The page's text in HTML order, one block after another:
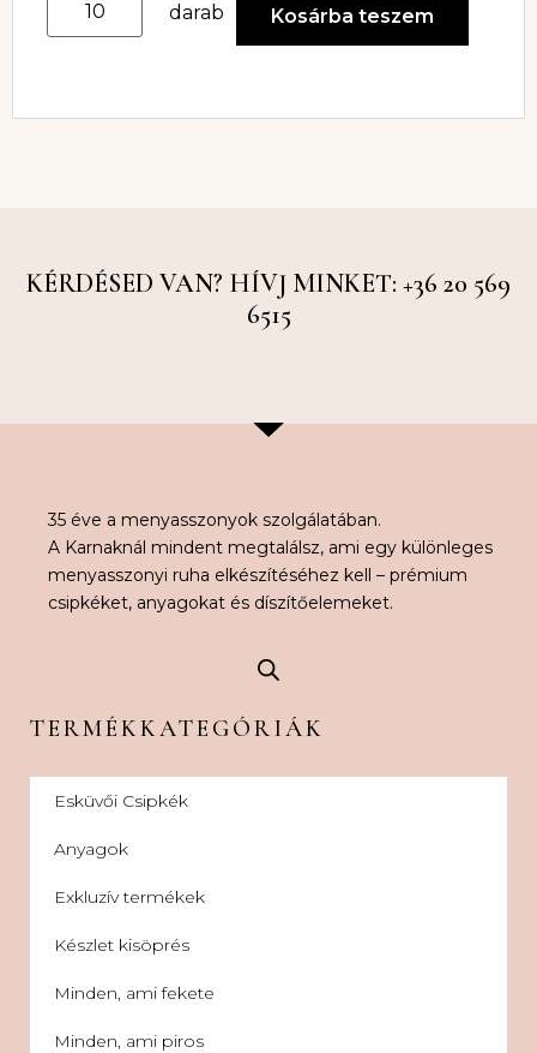
darab Kosárba teszem
KÉRDÉSED VAN? HÍVJ MINKET: +36 20 569
6515
35 éve a menyasszonyok szolgálatában.
A Karnaknál mindent megtalálsz, ami egy különleges
menyasszonyi ruha elkészítéséhez kell – prémium
csipkéket, anyagokat és díszítőelemeket.
TERMÉKKATEGÓRIÁK
Esküvői Csipkék
Anyagok
Exkluzív termékek
Készlet kisöprés
Minden, ami fekete
Minden, ami piros